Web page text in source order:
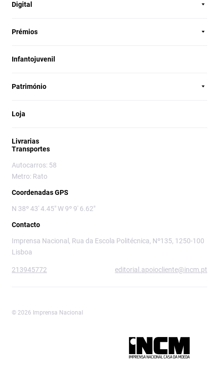
Digital
Prémios
Infantojuvenil
Património
Loja
Livrarias
Transportes
Autocarros: 58
Metro: Rato
Coordenadas GPS
N 38º 43' 4.45" W 9º 9' 6.62"
Contacto
Imprensa Nacional, Rua da Escola Politécnica, Nº135, 1250-100
Lisboa
213945772 editorial.apoiocliente@incm.pt
© 2026 Imprensa Nacional